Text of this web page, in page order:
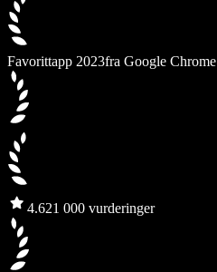
Favorittapp 2023fra Google Chrome
4.621 000 vurderinger